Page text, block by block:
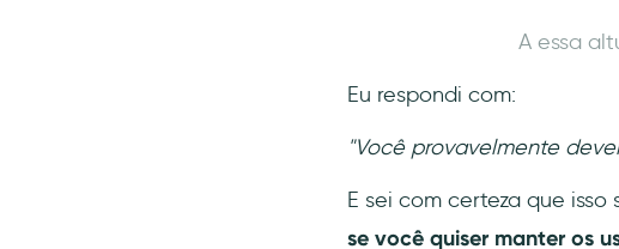
A essa
Eu respondi com:
"Você provavelmente
E sei com certeza que
se você quiser manter os